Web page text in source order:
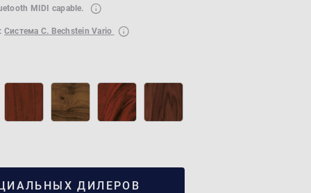
MIDI capable.
Система C. Bechstein Vario
ДИЛЕРОВ